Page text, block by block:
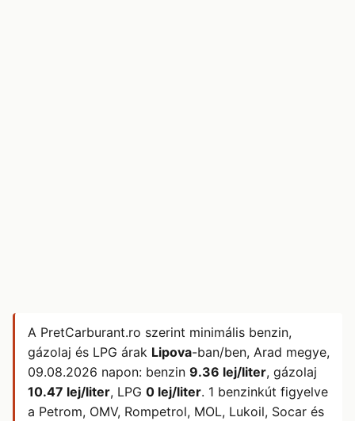
A PretCarburant.ro szerint minimális benzin,
gázolaj és LPG árak Lipova-ban/ben, Arad megye,
09.08.2026 napon: benzin 9.36 lej/liter, gázolaj
10.47 lej/liter, LPG 0 lej/liter. 1 benzinkút figyelve
a Petrom, OMV, Rompetrol, MOL, Lukoil, Socar és